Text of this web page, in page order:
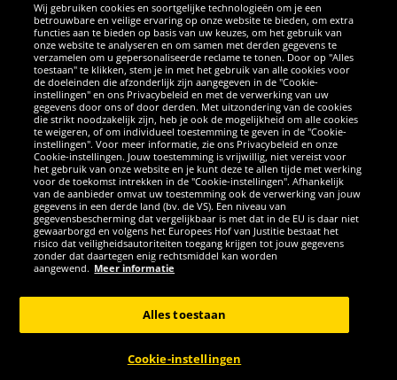
SOCIALE MEDIA
FacebookInstagram
WhatsApp
TikTokTwitterYouTube
APPS
GER - Alle rechten voorbehouden
*Alle prijzen incl. wettelijke btw excl. verzendingskosten en eventueel
kosten voor levering ter plaatse, tenzij anderszins beschreven. 1Huidige
of eerdere aanbevolen verkoopprijs van de fabrikant inclusief btw
Wij gebruiken cookies en soortgelijke technologieën om je een
betrouwbare en veilige ervaring op onze website te bieden, om extra
functies aan te bieden op basis van uw keuzes, om het gebruik van
onze website te analyseren en om samen met derden gegevens te
verzamelen om u gepersonaliseerde reclame te tonen. Door op "Alles
toestaan" te klikken, stem je in met het gebruik van alle cookies voor
de doeleinden die afzonderlijk zijn aangegeven in de "Cookie-
instellingen" en ons Privacybeleid en met de verwerking van uw
gegevens door ons of door derden. Met uitzondering van de cookies
die strikt noodzakelijk zijn, heb je ook de mogelijkheid om alle cookies
te weigeren, of om individueel toestemming te geven in de "Cookie-
instellingen". Voor meer informatie, zie ons Privacybeleid en onze
Cookie-instellingen. Jouw toestemming is vrijwillig, niet vereist voor
het gebruik van onze website en je kunt deze te allen tijde met werking
voor de toekomst intrekken in de "Cookie-instellingen". Afhankelijk
van de aanbieder omvat uw toestemming ook de verwerking van jouw
gegevens in een derde land (bv. de VS). Een niveau van
gegevensbescherming dat vergelijkbaar is met dat in de EU is daar niet
gewaarborgd en volgens het Europees Hof van Justitie bestaat het
risico dat veiligheidsautoriteiten toegang krijgen tot jouw gegevens
zonder dat daartegen enig rechtsmiddel kan worden
aangewend. Meer informatie
Cookie-instellingen
Alles toestaan